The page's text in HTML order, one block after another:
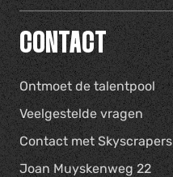
CONTACT
Ontmoet de talentpool
Veelgestelde vragen
Contact met Skyscrapers
Joan Muyskenweg 22